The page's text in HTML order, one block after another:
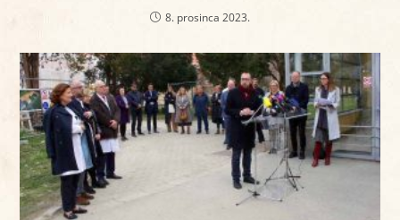
8. prosinca 2023.